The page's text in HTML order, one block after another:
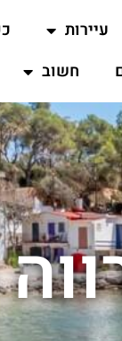
עיירות
חשוב